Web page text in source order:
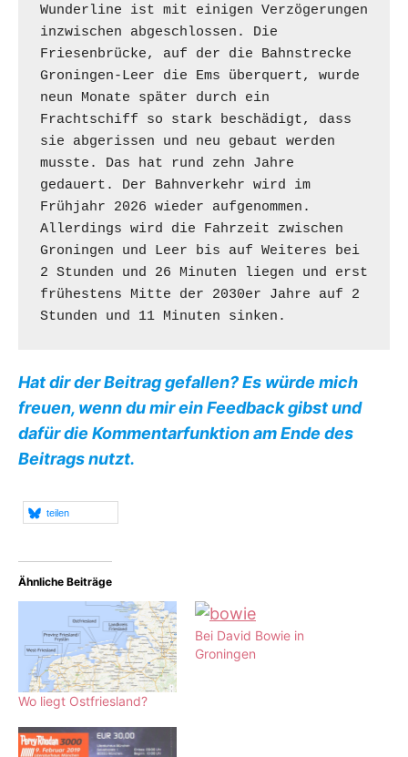
Wunderline ist mit einigen Verzögerungen
inzwischen abgeschlossen. Die
Friesenbrücke, auf der die Bahnstrecke
Groningen-Leer die Ems überquert, wurde
neun Monate später durch ein
Frachtschiff so stark beschädigt, dass
sie abgerissen und neu gebaut werden
musste. Das hat rund zehn Jahre
gedauert. Der Bahnverkehr wird im
Frühjahr 2026 wieder aufgenommen.
Allerdings wird die Fahrzeit zwischen
Groningen und Leer bis auf Weiteres bei
2 Stunden und 26 Minuten liegen und erst
frühestens Mitte der 2030er Jahre auf 2
Stunden und 11 Minuten sinken.
Hat dir der Beitrag gefallen? Es würde mich
freuen, wenn du mir ein Feedback gibst und
dafür die Kommentarfunktion am Ende des
Beitrags nutzt.
teilen
Ähnliche Beiträge
Wo liegt Ostfriesland?
Bei David Bowie in
Groningen